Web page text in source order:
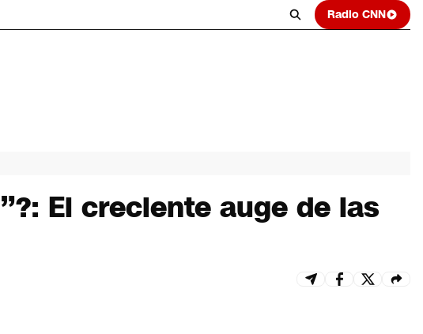
Radio CNN
El creciente auge de las